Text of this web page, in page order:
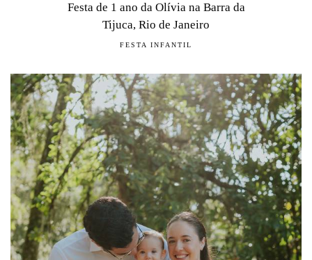
Festa de 1 ano da Olívia na Barra da
Tijuca, Rio de Janeiro
FESTA INFANTIL